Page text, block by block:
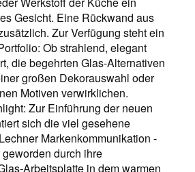
Gesicht. Eine Rückwand aus
Zur Verfügung steht ein
Ob strahlend, elegant
die begehrten Glas-Alternativen
großen Dekorauswahl oder
Motiven verwirklichen.
Zur Einführung der neuen
sich die viel gesehene
Markenkommunikation -
durch ihre
Arbeitsplatte in dem warmen